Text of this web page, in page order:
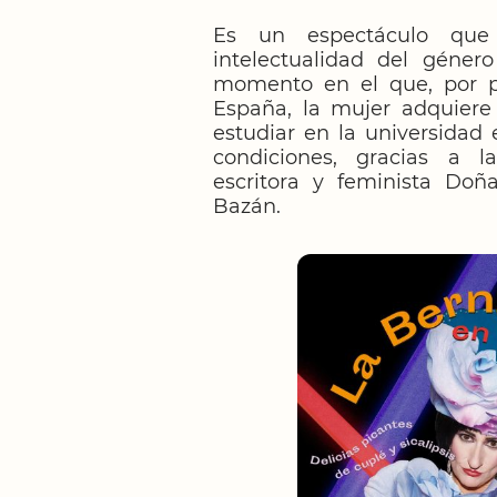
Es un espectáculo
intelectualidad del
momento en el que, por
España, la mujer
estudiar en la universidad
condiciones, gracias a
escritora y feminista
Bazán.